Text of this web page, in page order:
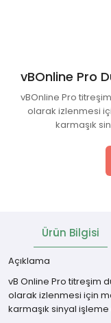
Kontrol Sistemleri
Atmosferi Test
vBOnline Pro
vBOnline Pro
olarak izlenmesi
karmaşık
Ürün Bilgisi
Açıklama
vB Online Pro titreşim
olarak izlenmesi için
karmaşık sinyal işleme